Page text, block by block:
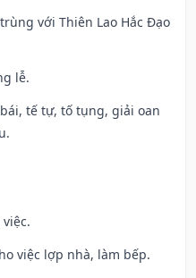
với Thiên Lao Hắc Đạo
lễ.
tế tự, tố tụng, giải oan
việc lợp nhà, làm bếp.